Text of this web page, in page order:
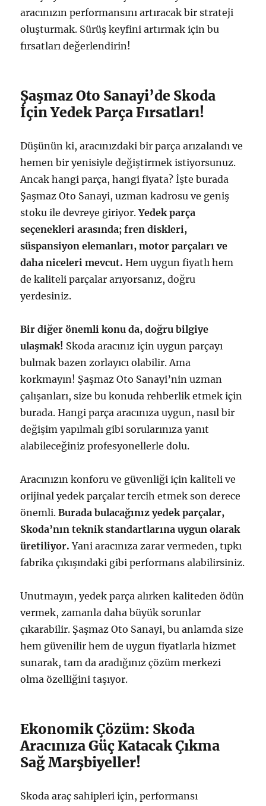
aracınızın performansını artıracak bir strateji
oluşturmak. Sürüş keyfini artırmak için bu
fırsatları değerlendirin!
Şaşmaz Oto Sanayi’de Skoda
İçin Yedek Parça Fırsatları!
Düşünün ki, aracınızdaki bir parça arızalandı ve
hemen bir yenisiyle değiştirmek istiyorsunuz.
Ancak hangi parça, hangi fiyata? İşte burada
Şaşmaz Oto Sanayi, uzman kadrosu ve geniş
stoku ile devreye giriyor.Yedek parça
seçenekleri arasında; fren diskleri,
süspansiyon elemanları, motor parçaları ve
daha niceleri mevcut. Hem uygun fiyatlı hem
de kaliteli parçalar arıyorsanız, doğru
yerdesiniz.
Bir diğer önemli konu da, doğru bilgiye
ulaşmak! Skoda aracınız için uygun parçayı
bulmak bazen zorlayıcı olabilir. Ama
korkmayın! Şaşmaz Oto Sanayi’nin uzman
çalışanları, size bu konuda rehberlik etmek için
burada. Hangi parça aracınıza uygun, nasıl bir
değişim yapılmalı gibi sorularınıza yanıt
alabileceğiniz profesyonellerle dolu.
Aracınızın konforu ve güvenliği için kaliteli ve
orijinal yedek parçalar tercih etmek son derece
önemli.Burada bulacağınız yedek parçalar,
Skoda’nın teknik standartlarına uygun olarak
üretiliyor. Yani aracınıza zarar vermeden, tıpkı
fabrika çıkışındaki gibi performans alabilirsiniz.
Unutmayın, yedek parça alırken kaliteden ödün
vermek, zamanla daha büyük sorunlar
çıkarabilir. Şaşmaz Oto Sanayi, bu anlamda size
hem güvenilir hem de uygun fiyatlarla hizmet
sunarak, tam da aradığınız çözüm merkezi
olma özelliğini taşıyor.
Ekonomik Çözüm: Skoda
Aracınıza Güç Katacak Çıkma
Sağ Marşbiyeller!
Skoda araç sahipleri için, performansı